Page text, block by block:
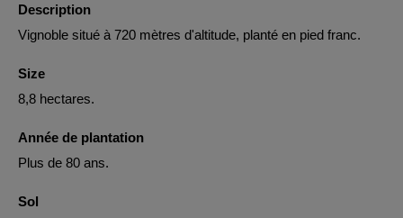
Description
Vignoble situé à 720 mètres d'altitude, planté en pied franc.
Size
8,8 hectares.
Année de plantation
Plus de 80 ans.
Sol